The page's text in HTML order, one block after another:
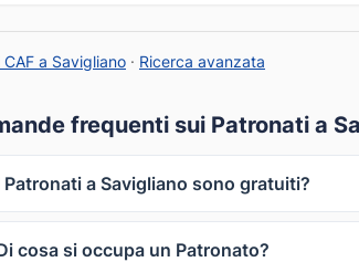
CAF a Savigliano · Ricerca avanzata
frequenti sui Patronati a
Patronati a Savigliano sono gratuiti?
cosa si occupa un Patronato?